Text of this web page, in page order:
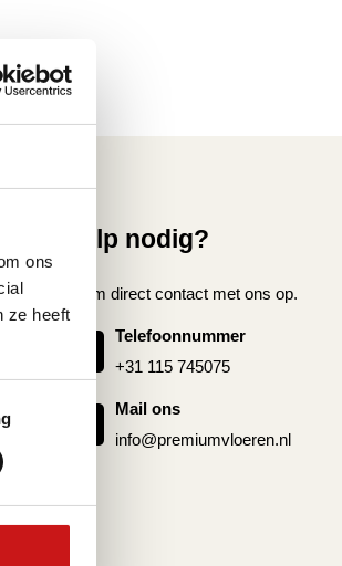
ons
ze heeft
Hulp nodig?
Neem direct contact met ons op.
Telefoonnummer
+31 115 745075
Mail ons
info@premiumvloeren.nl